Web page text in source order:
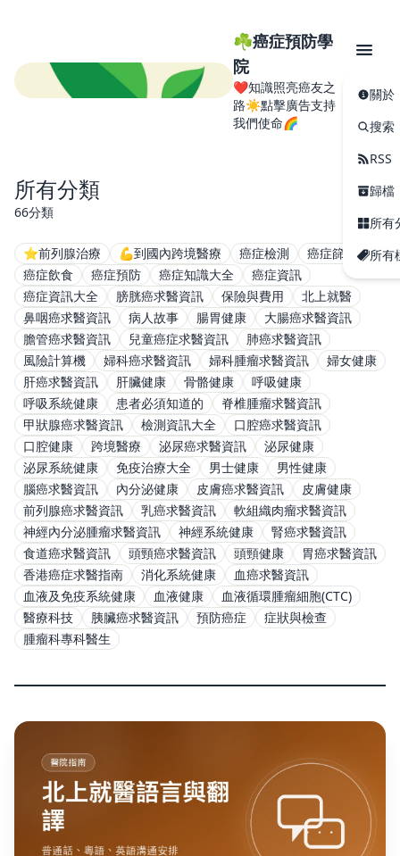
☘️癌症預防學
院
❤️知識照亮癌友之
路☀️點擊廣告支持
我們使命🌈
關於
搜索
RSS
歸檔
所有
所有
所有分類
66分類
⭐️前列腺治療 💪到國內跨境醫療 癌症檢測
癌症篩查
癌症飲食
癌症預防 癌症知識大全
癌症資訊
癌症資訊大全
膀胱癌求醫資訊 保險與費用
北上就醫
鼻咽癌求醫資訊
病人故事 腸胃健康
大腸癌求醫資訊
膽管癌求醫資訊
兒童癌症求醫資訊
肺癌求醫資訊
風險計算機
婦科癌求醫資訊 婦科腫瘤求醫資訊
婦女健康
肝癌求醫資訊
肝臟健康 骨骼健康
呼吸健康
呼吸系統健康
患者必須知道的
脊椎腫瘤求醫資訊
甲狀腺癌求醫資訊
檢測資訊大全
口腔癌求醫資訊
口腔健康
跨境醫療 泌尿癌求醫資訊
泌尿健康
泌尿系統健康
免疫治療大全 男士健康
男性健康
腦癌求醫資訊
內分泌健康 皮膚癌求醫資訊
皮膚健康
前列腺癌求醫資訊
乳癌求醫資訊
軟組織肉瘤求醫資訊
神經內分泌腫瘤求醫資訊
神經系統健康
腎癌求醫資訊
食道癌求醫資訊
頭頸癌求醫資訊 頭頸健康
胃癌求醫資訊
香港癌症求醫指南
消化系統健康
血癌求醫資訊
血液及免疫系統健康
血液健康
血液循環腫瘤細胞(CTC)
醫療科技
胰臟癌求醫資訊 預防癌症
症狀與檢查
腫瘤科專科醫生